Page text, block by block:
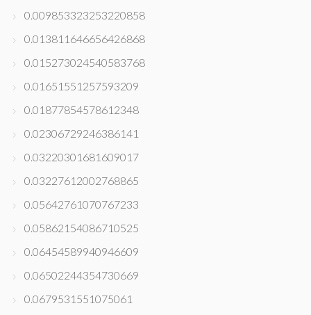
0.009853323253220858
0.013811646656426868
0.015273024540583768
0.01651551257593209
0.01877854578612348
0.02306729246386141
0.03220301681609017
0.03227612002768865
0.05642761070767233
0.05862154086710525
0.06454589940946609
0.06502244354730669
0.0679531551075061